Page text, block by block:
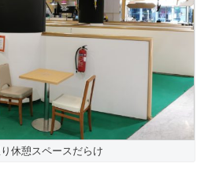
休憩スペースだらけ